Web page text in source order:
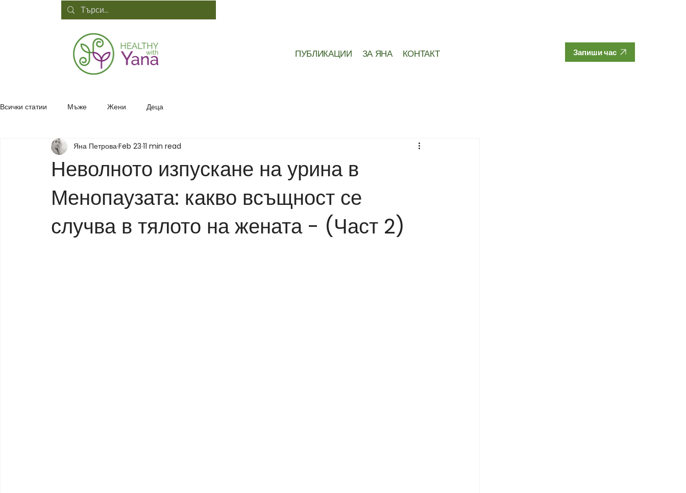
ПУБЛИКАЦИИ ЗА ЯНА КОНТАКТ Запиши час
Всички статии Мъже Жени Деца
Неволното изпускане на урина в
Менопаузата: какво всъщност се
случва в тялото на жената - (Част 2)
Яна ПетроваFeb 23 11 min read